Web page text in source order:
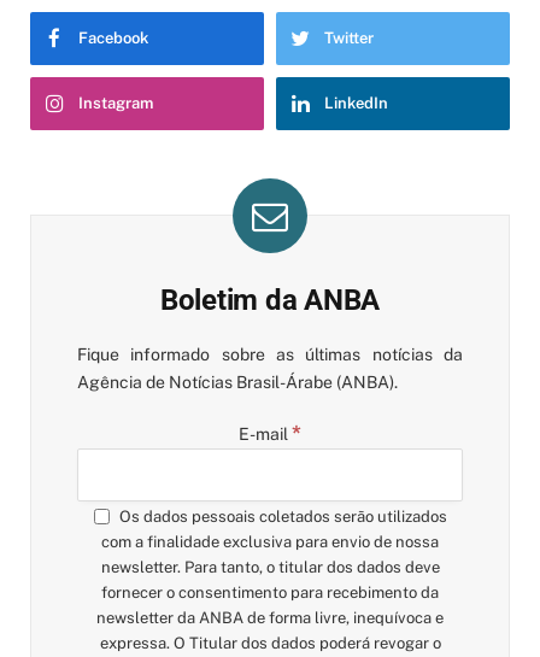
Facebook Twitter
Instagram LinkedIn
Boletim da ANBA
Fique informado sobre as últimas notícias da
Agência de Notícias Brasil-Árabe (ANBA).
E-mail *
Os dados pessoais coletados serão utilizados
com a finalidade exclusiva para envio de nossa
newsletter. Para tanto, o titular dos dados deve
fornecer o consentimento para recebimento da
newsletter da ANBA de forma livre, inequívoca e
expressa. O Titular dos dados poderá revogar o